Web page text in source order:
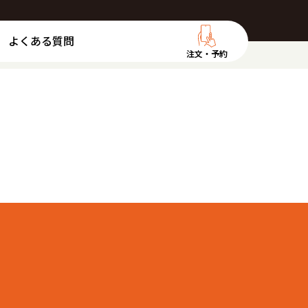
注文・予約
よくある質問